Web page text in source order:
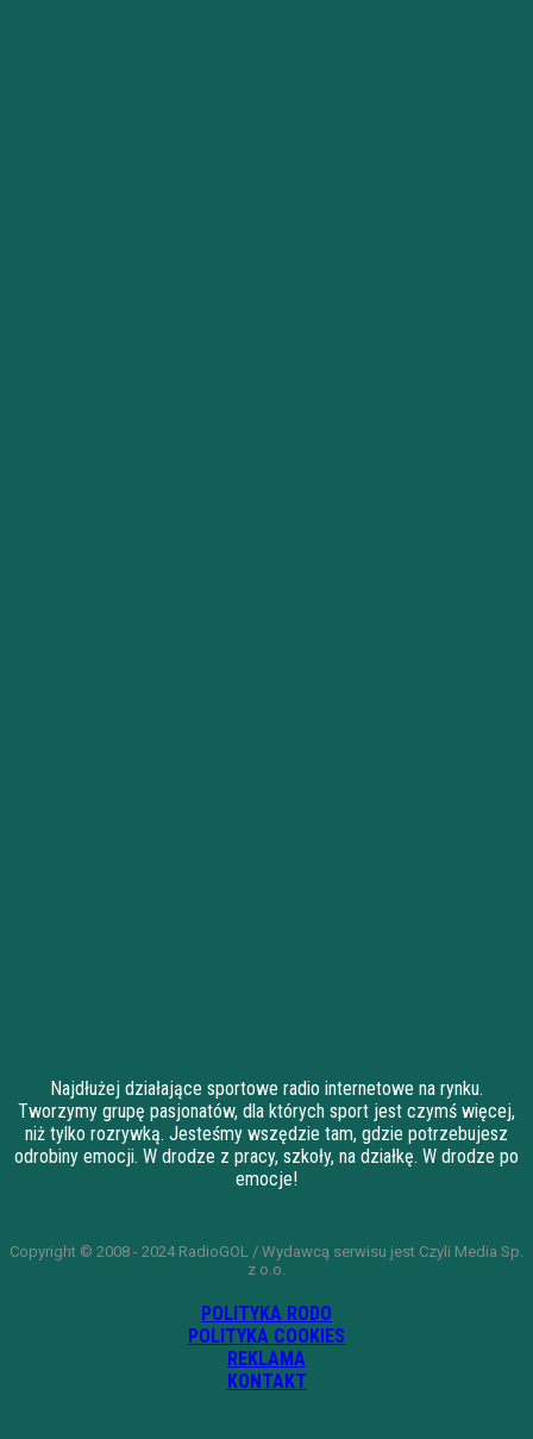
Najdłużej działające sportowe radio internetowe na rynku.
Tworzymy grupę pasjonatów, dla których sport jest czymś więcej,
niż tylko rozrywką. Jesteśmy wszędzie tam, gdzie potrzebujesz
odrobiny emocji. W drodze z pracy, szkoły, na działkę. W drodze po
emocje!
Copyright © 2008 - 2024 RadioGOL / Wydawcą serwisu jest Czyli Media Sp.
z o.o.
POLITYKA RODO
POLITYKA COOKIES
REKLAMA
KONTAKT